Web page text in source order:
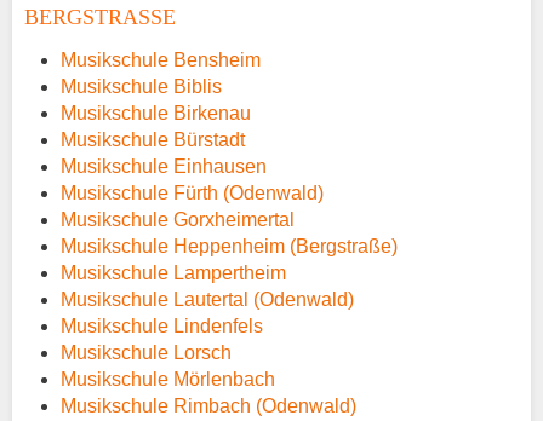
BERGSTRASSE
Musikschule Bensheim
Musikschule Biblis
Musikschule Birkenau
Musikschule Bürstadt
Musikschule Einhausen
Musikschule Fürth (Odenwald)
Musikschule Gorxheimertal
Musikschule Heppenheim (Bergstraße)
Musikschule Lampertheim
Musikschule Lautertal (Odenwald)
Musikschule Lindenfels
Musikschule Lorsch
Musikschule Mörlenbach
Musikschule Rimbach (Odenwald)